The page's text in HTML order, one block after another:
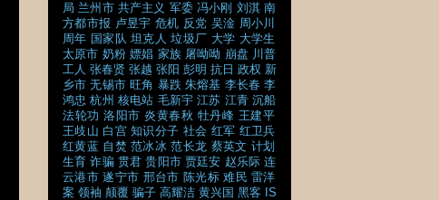
局 兰州市 共产主义 军委 冯小刚 刘淇 南
方都市报 卢昱宇 危机 反党 吴淦 周小川
周年 国家队 坦克人 垃圾厂 大学 大学生
太原市 奶粉 嫖娼 家族 屠呦呦 崩盘 川普
工人 张春贤 张越 张阳 彭明 抗日 政权 新
乡市 无锡市 旺角 暴跌 朱熔基 李长春 李
鸿忠 杭州 核电站 毛新宇 江苏 江青 沉船
法轮功 洛阳市 炎黄春秋 牡丹峰 王建平
王歧山 白宫 知识分子 社会 红军 红卫兵
红黄蓝 自焚 范冰冰 范长龙 蔡英文 计划
生育 诈骗 贯君 贵阳市 贾廷安 赵乐际 连
云港市 遂宁市 邢台市 陈光标 难民 雷洋
案 领袖 颠覆 骗子 高耀洁 黄兴国 黑客
IS